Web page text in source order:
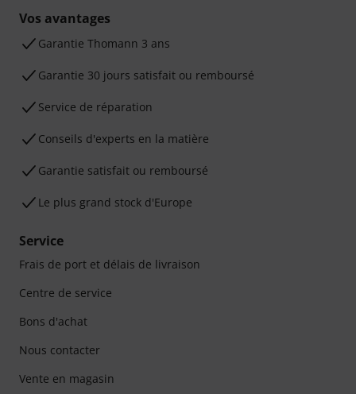
Vos avantages
Ga­ran­tie Thomann 3 ans
Garantie 30 jours satisfait ou remboursé
Service de réparation
Conseils d'experts en la matière
Garantie satisfait ou remboursé
Le plus grand stock d'Europe
Service
Frais de port et délais de livraison
Centre de service
Bons d'achat
Nous contacter
Vente en magasin